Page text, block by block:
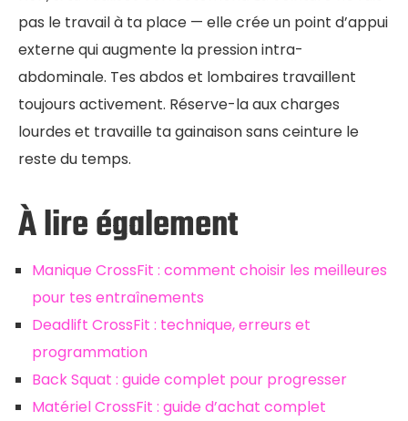
pas le travail à ta place — elle crée un point d’appui
externe qui augmente la pression intra-
abdominale. Tes abdos et lombaires travaillent
toujours activement. Réserve-la aux charges
lourdes et travaille ta gainaison sans ceinture le
reste du temps.
À lire également
Manique CrossFit : comment choisir les meilleures
pour tes entraînements
Deadlift CrossFit : technique, erreurs et
programmation
Back Squat : guide complet pour progresser
Matériel CrossFit : guide d’achat complet